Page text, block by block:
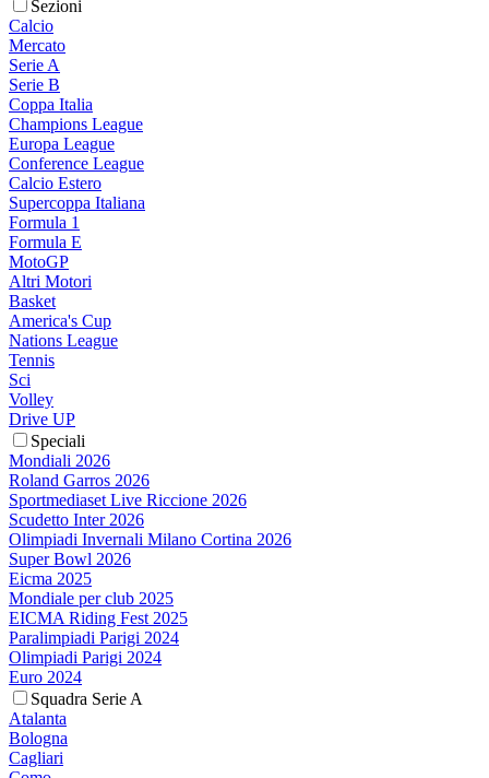
Sezioni
Calcio
Mercato
Serie A
Serie B
Coppa Italia
Champions League
Europa League
Conference League
Calcio Estero
Supercoppa Italiana
Formula 1
Formula E
MotoGP
Altri Motori
Basket
America's Cup
Nations League
Tennis
Sci
Volley
Drive UP
Speciali
Mondiali 2026
Roland Garros 2026
Sportmediaset Live Riccione 2026
Scudetto Inter 2026
Olimpiadi Invernali Milano Cortina 2026
Super Bowl 2026
Eicma 2025
Mondiale per club 2025
EICMA Riding Fest 2025
Paralimpiadi Parigi 2024
Olimpiadi Parigi 2024
Euro 2024
Squadra Serie A
Atalanta
Bologna
Cagliari